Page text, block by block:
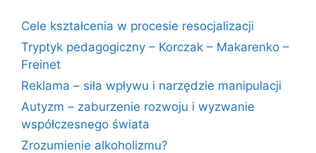
Cele kształcenia w procesie resocjalizacji
Tryptyk pedagogiczny – Korczak – Makarenko –
Freinet
Reklama – siła wpływu i narzędzie manipulacji
Autyzm – zaburzenie rozwoju i wyzwanie
współczesnego świata
Zrozumienie alkoholizmu?